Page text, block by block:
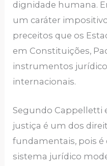
dignidade humana.
um caráter
preceitos que os
em Constituições,
instrumentos
internacionais.
Segundo Cappelletti
justiça é um dos
fundamentais, pois é
sistema jurídico